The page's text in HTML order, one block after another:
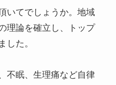
いてでしょうか。地域
理論を確立し、トップ
した。
不眠、生理痛など自律